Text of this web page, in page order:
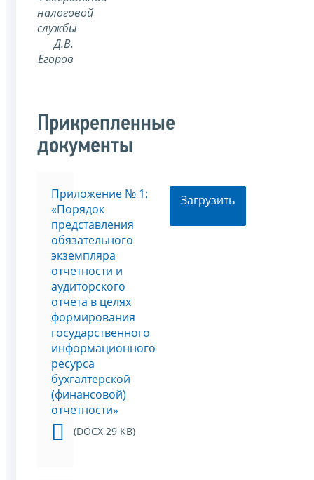
налоговой
службы
Д.В.
Егоров
Прикрепленные
документы
Приложение № 1:
«Порядок
представления
обязательного
экземпляра
отчетности и
аудиторского
отчета в целях
формирования
государственного
информационного
ресурса
бухгалтерской
(финансовой)
отчетности»
(DOCX 29 KB)
Загрузить